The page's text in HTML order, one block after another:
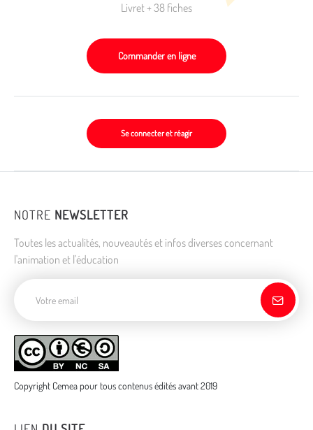
Livret + 38 fiches
Commander en ligne
Se connecter et réagir
NOTRE NEWSLETTER
Toutes les actualités, nouveautés et infos diverses concernant
l'animation et l'éducation
Copyright Cemea pour tous contenus édités avant 2019